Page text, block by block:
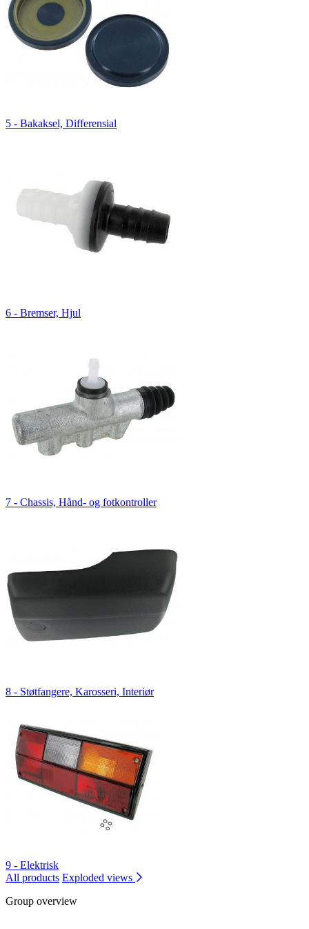
5 - Bakaksel, Differensial
6 - Bremser, Hjul
7 - Chassis, Hånd- og fotkontroller
8 - Støtfangere, Karosseri, Interiør
9 - Elektrisk
All products Exploded views
Group overview